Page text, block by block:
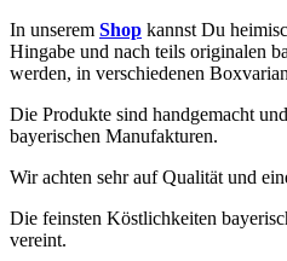
In unserem Shop kannst Du
Hingabe und nach teils originalen
werden, in verschiedenen
Die Produkte sind handgemacht
bayerischen Manufakturen.
Wir achten sehr auf Qualität und
Die feinsten Köstlichkeiten
vereint.